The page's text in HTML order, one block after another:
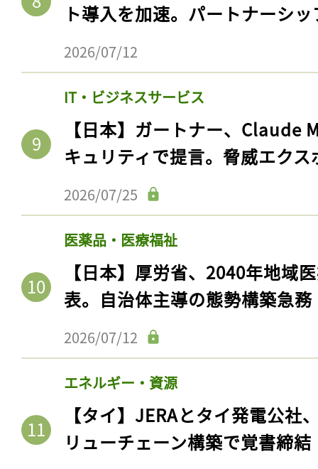
ト導入を加速。パートナーシ
2026/07/12
IT・ビジネスサービス
【日本】ガートナー、Claude
キュリティで提言。脅威エク
2026/07/25
医薬品・医療福祉
【日本】厚労省、2040年地域
表。自治体主導の態勢構築急務
2026/07/12
エネルギー・資源
【タイ】JERAとタイ発電公社
リューチェーン構築で覚書締結